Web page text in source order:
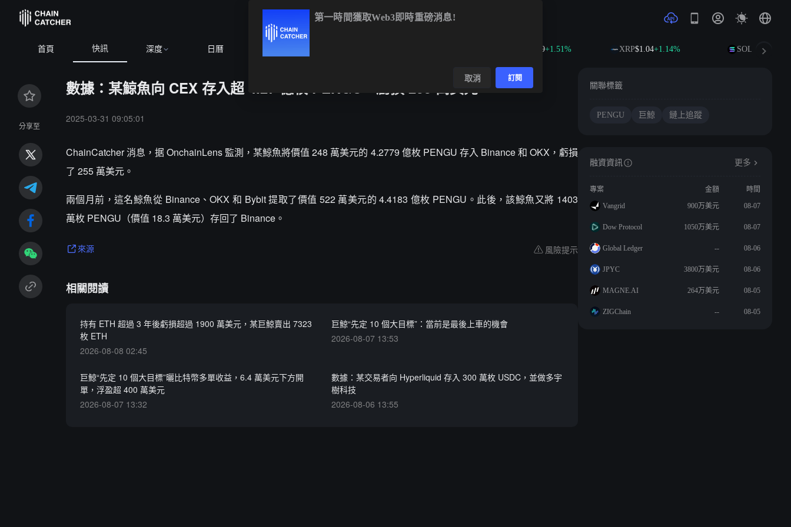
首頁 快訊 深度 日曆 +1.51% XRP$1.04+1.14% SOL$75.63
分享至
數據：某鯨魚向 CEX 存入超 4.27 億枚 PENGU，虧損 255 萬美元
2025-03-31 09:05:01
ChainCatcher 消息，据 OnchainLens 監測，某鯨魚將價值 248 萬美元的 4.2779 億枚 PENGU 存入 Binance 和 OKX，虧損
了 255 萬美元。
兩個月前，這名鯨魚從 Binance、OKX 和 Bybit 提取了價值 522 萬美元的 4.4183 億枚 PENGU。此後，該鯨魚又將 1403
萬枚 PENGU（價值 18.3 萬美元）存回了 Binance。
來源 風險提示
相關閱讀
持有 ETH 超過 3 年後虧損超過 1900 萬美元，某巨鯨賣出 7323
枚 ETH
2026-08-08 02:45
巨鯨“先定 10 個大目標”：當前是最後上車的機會
2026-08-07 13:53
巨鯨“先定 10 個大目標”曬比特幣多單收益，6.4 萬美元下方開
單，浮盈超 400 萬美元
2026-08-07 13:32
數據：某交易者向 Hyperliquid 存入 300 萬枚 USDC，並做多宇
樹科技
2026-08-06 13:55
關聯標籤
PENGU 巨鯨 鏈上追蹤
融資資訊 更多
專案 金額
時間
Vangrid
900万美元 08-07
Dow Protocol 1050万美元 08-07
Global Ledger -- 08-06
JPYC 3800万美元 08-06
MAGNE.AI 264万美元 08-05
ZIGChain -- 08-05
第一時間獲取Web3即時重磅消息!
取消 訂閱